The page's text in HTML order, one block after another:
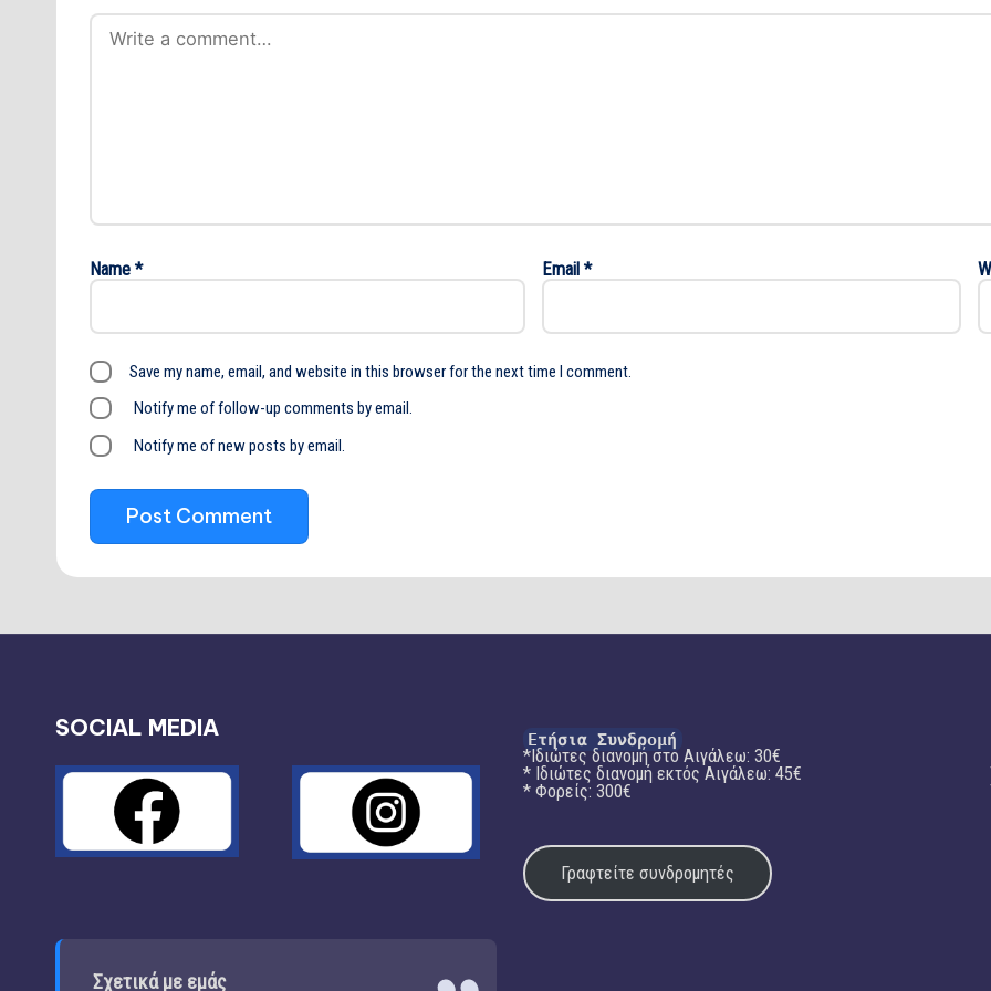
Name * Email *
Save my name, email, and website in this browser for the next time I comment.
Notify me of follow-up comments by email.
Notify me of new posts by email.
SOCIAL MEDIA
Σχετικά με εμάς
Ετήσια Συνδρομή
*Ιδιώτες διανομή στο Αιγάλεω: 30€
* Ιδιώτες διανομή εκτός Αιγάλεω: 45€
* Φορείς: 300€
Γραφτείτε συνδρομητές